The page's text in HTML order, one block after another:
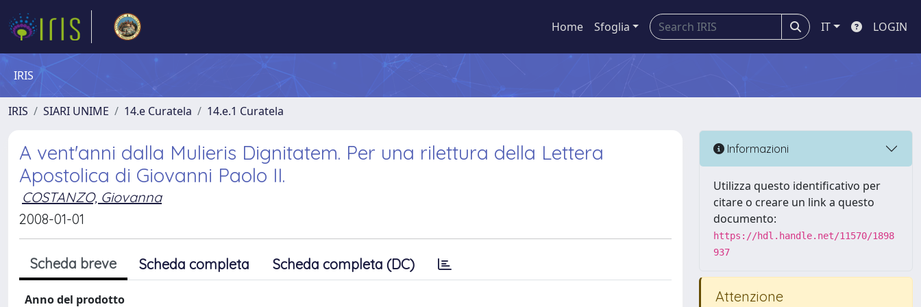
Home Sfoglia IT LOGIN
IRIS
IRIS SIARI UNIME 14.e Curatela 14.e.1 Curatela
A vent'anni dalla Mulieris Dignitatem. Per una rilettura della Lettera
Apostolica di Giovanni Paolo II.
COSTANZO, Giovanna
2008-01-01
Scheda breve Scheda completa Scheda completa (DC)
Anno del prodotto
Informazioni
Utilizza questo identificativo per
citare o creare un link a questo
documento:
https://hdl.handle.net/11570/1898
937
Attenzione